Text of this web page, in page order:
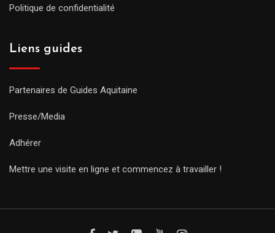
Politique de confidentialité
Liens guides
Partenaires de Guides Aquitaine
Presse/Media
Adhérer
Mettre une visite en ligne et commencez à travailler !